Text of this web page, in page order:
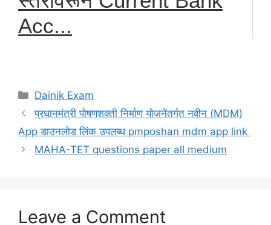
Acc...
Categories
Dainik Exam
प्रधानमंत्री पोषणशक्ती निर्माण योजनेंतर्गत नवीन (MDM)
App डाउनलोड लिंक उपलब्ध pmposhan mdm app link
MAHA-TET questions paper all medium
Leave a Comment